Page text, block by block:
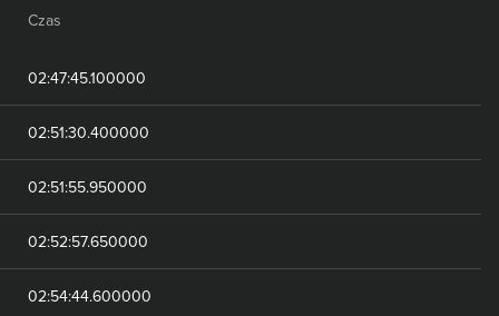
Czas
02:47:45.100000
02:51:30.400000
02:51:55.950000
02:52:57.650000
02:54:44.600000